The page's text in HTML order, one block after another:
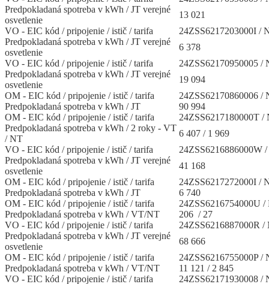
Predpokladaná spotreba v kWh / JT verejné
osvetlenie
13 021
VO - EIC kód / pripojenie / istič / tarifa
24ZSS6217203000I /
Predpokladaná spotreba v kWh / JT verejné
osvetlenie
6 378
VO - EIC kód / pripojenie / istič / tarifa
24ZSS62170950005 /
Predpokladaná spotreba v kWh / JT verejné
osvetlenie
19 094
OM - EIC kód / pripojenie / istič / tarifa
24ZSS62170860006 /
Predpokladaná spotreba v kWh / JT
90 994
OM - EIC kód / pripojenie / istič / tarifa
24ZSS6217180000T
Predpokladaná spotreba v kWh / 2 roky - VT
/ NT
6 407 / 1 969
VO - EIC kód / pripojenie / istič / tarifa
24ZSS6216886000W
Predpokladaná spotreba v kWh / JT verejné
osvetlenie
41 168
OM - EIC kód / pripojenie / istič / tarifa
24ZSS6217272000I /
Predpokladaná spotreba v kWh / JT
6 740
OM - EIC kód / pripojenie / istič / tarifa
24ZSS6216754000U
Predpokladaná spotreba v kWh / VT/NT
206 / 27
VO - EIC kód / pripojenie / istič / tarifa
24ZSS6216887000R
Predpokladaná spotreba v kWh / JT verejné
osvetlenie
68 666
OM - EIC kód / pripojenie / istič / tarifa
24ZSS6216755000P /
Predpokladaná spotreba v kWh / VT/NT
11 121 / 2 845
VO - EIC kód / pripojenie / istič / tarifa
24ZSS62171930008 /